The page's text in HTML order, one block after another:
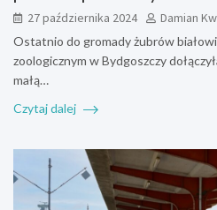
27 października 2024
Damian
Ostatnio do gromady żubrów
zoologicznym w Bydgoszczy
małą…
Czytaj dalej